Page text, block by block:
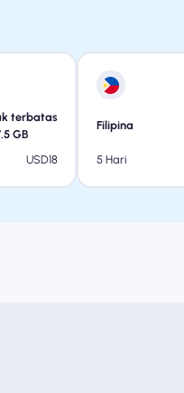
terbatas
GB
USD18
Filipina
5 Hari